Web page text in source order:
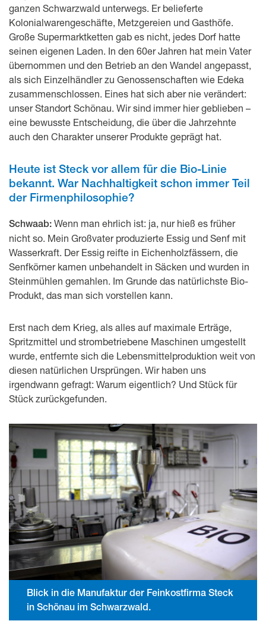
ganzen Schwarzwald unterwegs. Er belieferte
Kolonialwarengeschäfte, Metzgereien und Gasthöfe.
Große Supermarktketten gab es nicht, jedes Dorf hatte
seinen eigenen Laden. In den 60er Jahren hat mein Vater
übernommen und den Betrieb an den Wandel angepasst,
als sich Einzelhändler zu Genossenschaften wie Edeka
zusammenschlossen. Eines hat sich aber nie verändert:
unser Standort Schönau. Wir sind immer hier geblieben –
eine bewusste Entscheidung, die über die Jahrzehnte
auch den Charakter unserer Produkte geprägt hat.
Heute ist Steck vor allem für die Bio-Linie
bekannt. War Nachhaltigkeit schon immer Teil
der Firmenphilosophie?
Schwaab: Wenn man ehrlich ist: ja, nur hieß es früher
nicht so. Mein Großvater produzierte Essig und Senf mit
Wasserkraft. Der Essig reifte in Eichenholzfässern, die
Senfkörner kamen unbehandelt in Säcken und wurden in
Steinmühlen gemahlen. Im Grunde das natürlichste Bio-
Produkt, das man sich vorstellen kann.
Erst nach dem Krieg, als alles auf maximale Erträge,
Spritzmittel und strombetriebene Maschinen umgestellt
wurde, entfernte sich die Lebensmittelproduktion weit von
diesen natürlichen Ursprüngen. Wir haben uns
irgendwann gefragt: Warum eigentlich? Und Stück für
Stück zurückgefunden.
Blick in die Manufaktur der Feinkostfirma Steck
in Schönau im Schwarzwald.